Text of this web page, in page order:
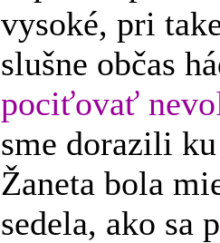
vysoké, pri
slušne občas
pociťovať
sme dorazili
Žaneta bola
sedela, ako sa